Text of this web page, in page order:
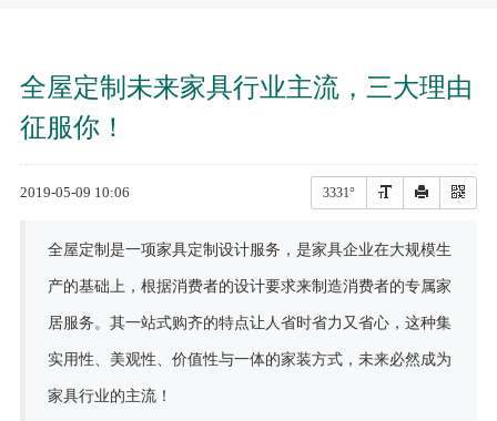
全屋定制未来家具行业主流，三大理由
征服你！
2019-05-09 10:06 3331°
全屋定制是一项家具定制设计服务，是家具企业在大规模生
产的基础上，根据消费者的设计要求来制造消费者的专属家
居服务。其一站式购齐的特点让人省时省力又省心，这种集
实用性、美观性、价值性与一体的家装方式，未来必然成为
家具行业的主流！